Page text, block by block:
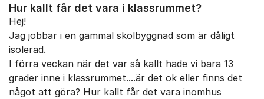
Hur kallt får det vara i klassrummet?
Hej!
Jag jobbar i en gammal skolbyggnad som är dåligt
isolerad.
I förra veckan när det var så kallt hade vi bara 13
grader inne i klassrummet....är det ok eller finns det
något att göra? Hur kallt får det vara inomhus